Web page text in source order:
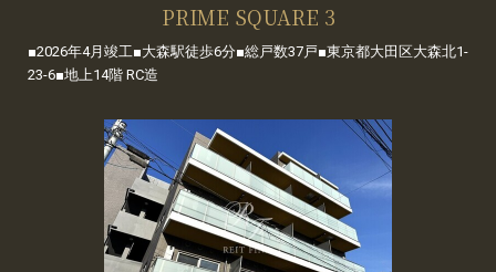
PRIME SQUARE 3
■2026年4月竣工■大森駅徒歩6分■総戸数37戸■東京都大田区大森北1-
23-6■地上14階 RC造